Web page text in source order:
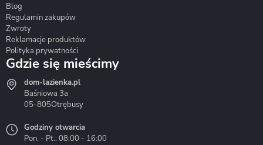
Hydrostop
Blog
Regulamin zakupów
Zwroty
Reklamacje produktów
Polityka prywatności
Gdzie się mieścimy
dom-lazienka.pl
Baśniowa 3a
05-805Otrębusy
Godziny otwarcia
Pon. - Pt.: 08:00 - 16:00